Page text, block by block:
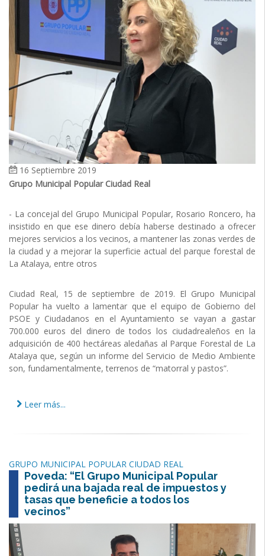
16 Septiembre 2019
Grupo Municipal Popular Ciudad Real
- La concejal del Grupo Municipal Popular, Rosario Roncero, ha
insistido en que ese dinero debía haberse destinado a ofrecer
mejores servicios a los vecinos, a mantener las zonas verdes de
la ciudad y a mejorar la superficie actual del parque forestal de
La Atalaya, entre otros
Ciudad Real, 15 de septiembre de 2019. El Grupo Municipal
Popular ha vuelto a lamentar que el equipo de Gobierno del
PSOE y Ciudadanos en el Ayuntamiento se vayan a gastar
700.000 euros del dinero de todos los ciudadrealeños en la
adquisición de 400 hectáreas aledañas al Parque Forestal de La
Atalaya que, según un informe del Servicio de Medio Ambiente
son, fundamentalmente, terrenos de “matorral y pastos”.
Leer más...
GRUPO MUNICIPAL POPULAR CIUDAD REAL
Poveda: “El Grupo Municipal Popular
pedirá una bajada real de impuestos y
tasas que beneficie a todos los
vecinos”